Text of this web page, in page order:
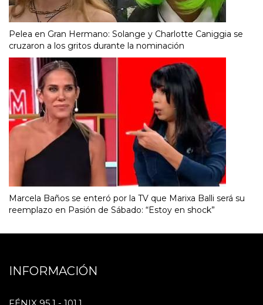
Pelea en Gran Hermano: Solange y Charlotte Caniggia se
cruzaron a los gritos durante la nominación
Marcela Baños se enteró por la TV que Marixa Balli será su
reemplazo en Pasión de Sábado: “Estoy en shock”
INFORMACIÓN